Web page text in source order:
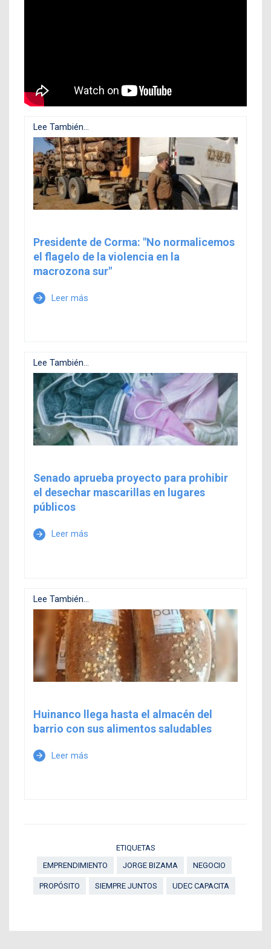
Lee También...
Presidente de Corma: "No normalicemos
el flagelo de la violencia en la
macrozona sur"
arrow_forward Leer más
Lee También...
Senado aprueba proyecto para prohibir
el desechar mascarillas en lugares
públicos
arrow_forward Leer más
Lee También...
Huinanco llega hasta el almacén del
barrio con sus alimentos saludables
arrow_forward Leer más
ETIQUETAS
EMPRENDIMIENTO
JORGE BIZAMA NEGOCIO
PROPÓSITO SIEMPRE JUNTOS UDEC CAPACITA